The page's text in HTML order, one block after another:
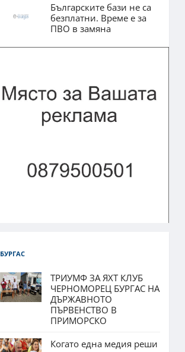
Българските бази не са
безплатни. Време е за
ПВО в замяна
БУРГАС
ТРИУМФ ЗА ЯХТ КЛУБ
ЧЕРНОМОРЕЦ БУРГАС НА
ДЪРЖАВНОТО
ПЪРВЕНСТВО В
ПРИМОРСКО
Когато една медия реши